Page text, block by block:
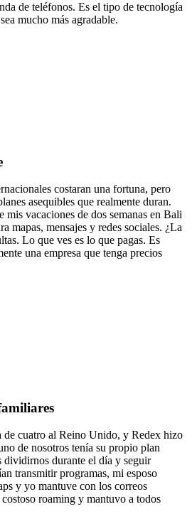
de teléfonos. Es el tipo de tecnología
mucho más agradable.
costaran una fortuna, pero
asequibles que realmente duran.
vacaciones de dos semanas en Bali
mapas, mensajes y redes sociales. ¿La
Lo que ves es lo que pagas. Es
una empresa que tenga precios
cuatro al Reino Unido, y Redex hizo
de nosotros tenía su propio plan
durante el día y seguir
transmitir programas, mi esposo
y yo mantuve con los correos
roaming y mantuvo a todos